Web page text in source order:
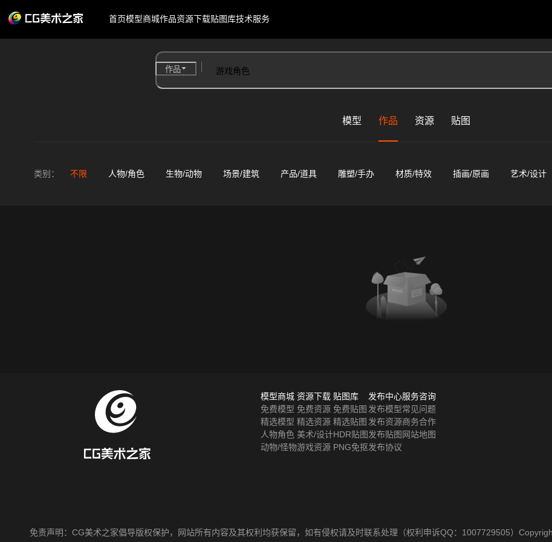
首页模型商城作品资源下载贴图库技术服务
作品
模型 作品 资源 贴图
类别： 不限 人物/角色 生物/动物 场景/建筑 产品/道具 雕塑/手办 材质/特效 插画/原画 艺术/设计
模型商城
免费模型
精选模型
人物角色
动物/怪物
资源下载
免费资源
精选资源
美术/设计
游戏资源
贴图库
免费贴图
精选贴图
HDR贴图
PNG免抠
发布中心
发布模型
发布资源
发布贴图
发布协议
服务咨询
常见问题
商务合作
网站地图
免责声明： CG美术之家倡导版权保护，网站所有内容及其权利均获保留，如有侵权请及时联系处理（权利申诉QQ：1007729505）